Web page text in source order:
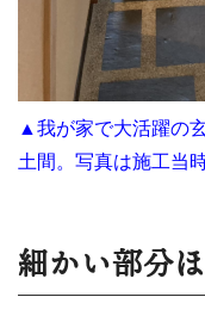
▲我が家で大活躍の
土間。写真は施工当
細かい部分